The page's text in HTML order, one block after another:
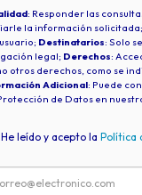
: Responder las
la información
Destinatarios: Solo
legal; Derechos:
otros derechos, como se
Adicional: Puede
de Datos en
He leído y acepto la Política